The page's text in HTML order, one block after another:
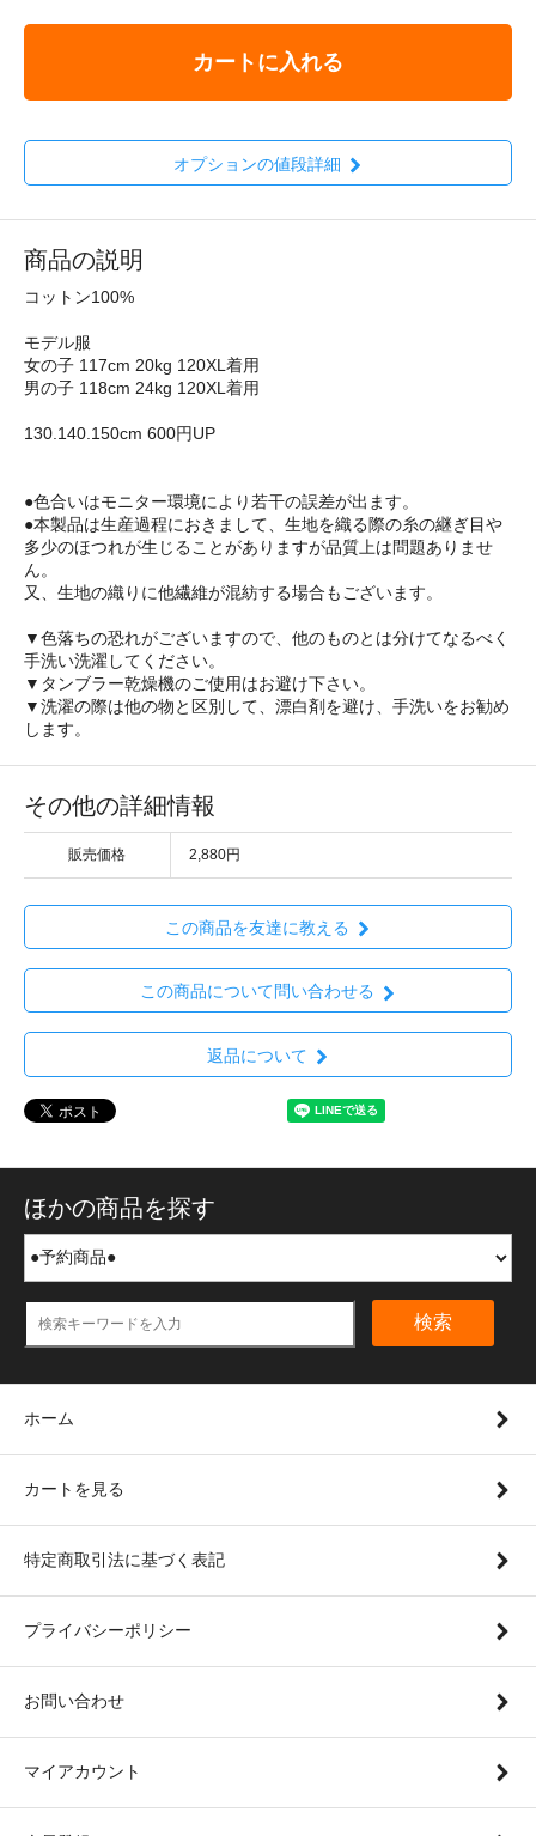
カートに入れる
オプションの値段詳細
商品の説明
コットン100%
モデル服
女の子 117cm 20kg 120XL着用
男の子 118cm 24kg 120XL着用
130.140.150cm 600円UP
●色合いはモニター環境により若干の誤差が出ます。
●本製品は生産過程におきまして、生地を織る際の糸の継ぎ目や
多少のほつれが生じることがありますが品質上は問題ありませ
ん。
又、生地の織りに他繊維が混紡する場合もございます。
▼色落ちの恐れがございますので、他のものとは分けてなるべく
手洗い洗濯してください。
▼タンブラー乾燥機のご使用はお避け下さい。
▼洗濯の際は他の物と区別して、漂白剤を避け、手洗いをお勧め
します。
その他の詳細情報
販売価格 2,880円
この商品を友達に教える
この商品について問い合わせる
返品について
ほかの商品を探す
検索
ホーム
カートを見る
特定商取引法に基づく表記
プライバシーポリシー
お問い合わせ
マイアカウント